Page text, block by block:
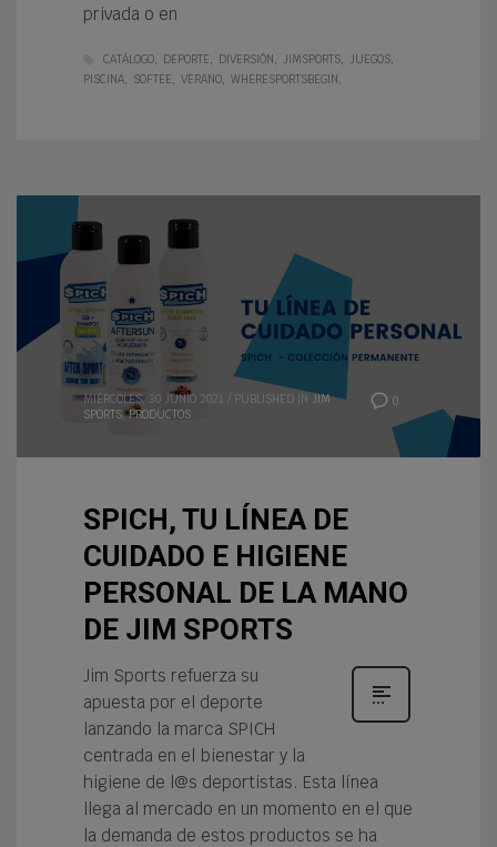
privada o en
CATÁLOGO DEPORTE DIVERSIÓN JIMSPORTS
JUEGOS
PISCINA
SOFTEE VERANO WHERESPORTSBEGIN
0
MIÉRCOLES, 30 JUNIO 2021 PUBLISHED IN JIM
SPORTS,PRODUCTOS
SPICH, TU LÍNEA DE
CUIDADO E HIGIENE
PERSONAL DE LA MANO
DE JIM SPORTS
Jim Sports refuerza su
apuesta por el deporte
lanzando la marca SPICH
centrada en el bienestar y la
higiene de l@s deportistas. Esta línea
llega al mercado en un momento en el que
la demanda de estos productos se ha